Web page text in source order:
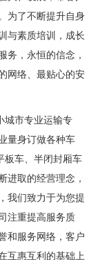
为了不断提升自身
与素质培训，成长
务，永恒的信念，
网络、最贴心的安
城市专业运输专
量身订做各种车
板车、半闭封厢车
进取的经营理念，
我们致力于为您提
注重提高服务质
和服务网络，客户
互惠互利的基础上